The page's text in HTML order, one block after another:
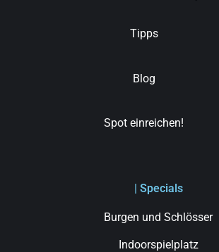
Tipps
Blog
Spot einreichen!
| Specials
Burgen und Schlösser
Indoorspielplatz